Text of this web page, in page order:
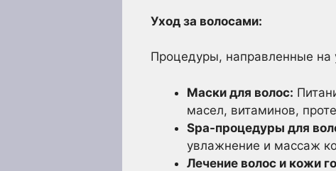
Уход за волосами:
Процедуры, направленные на
Маски для волос:
масел, витаминов,
Spa-процедуры для
увлажнение и массаж
Лечение волос и кожи